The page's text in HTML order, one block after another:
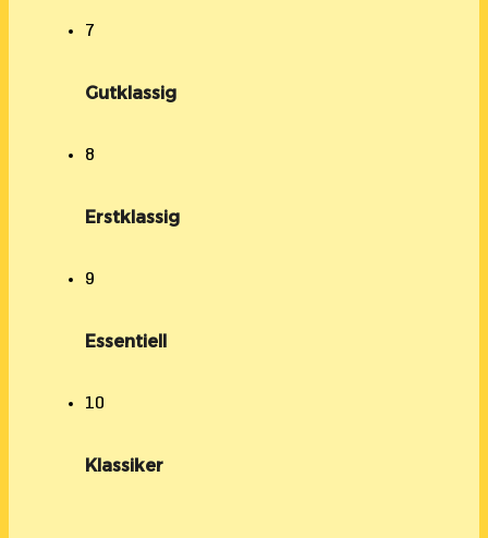
7
Gutklassig
8
Erstklassig
9
Essentiell
10
Klassiker